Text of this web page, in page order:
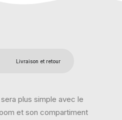
Livraison et retour
plus simple avec le
et son compartiment